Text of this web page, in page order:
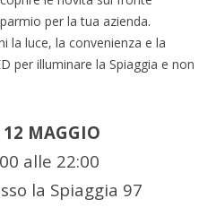
per la tua azienda.
la luce, la convenienza e la
per illuminare la Spiaggia e non
MAGGIO
alle 22:00
la Spiaggia 97